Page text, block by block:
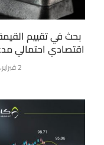
بحث في تقييم
اقتصادي احتمالي
2 فبراير، 2026